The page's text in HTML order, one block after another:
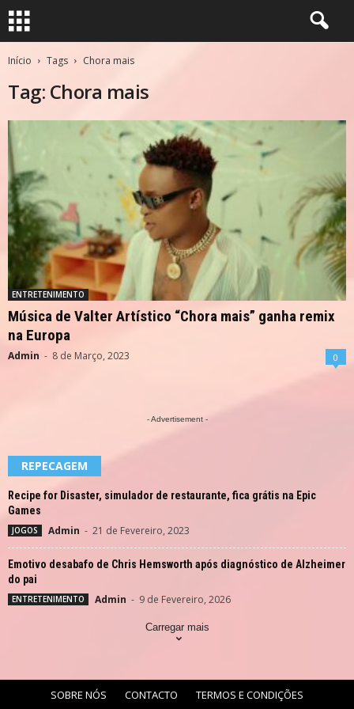
Início Tags Chora mais
Tag: Chora mais
ENTRETENIMENTO
Música de Valter Artístico “Chora mais” ganha remix
na Europa
Admin - 8 de Março, 2023 0
- Advertisement -
REPECAGEM
Recipe for Disaster, simulador de restaurante, fica grátis na Epic
Games
JOGOS Admin - 21 de Fevereiro, 2023
Emotivo desabafo de Chris Hemsworth após diagnóstico de Alzheimer
do pai
ENTRETENIMENTO Admin - 9 de Fevereiro, 2026
Carregar mais
SOBRE NÓS CONTACTO TERMOS E CONDIÇÕES